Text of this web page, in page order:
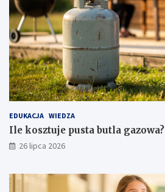
EDUKACJA WIEDZA
Ile kosztuje pusta butla gazowa?
26 lipca 2026